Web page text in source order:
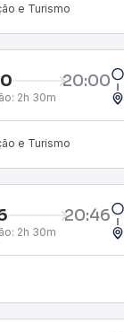
e Turismo
20:00
2h 30m
e Turismo
20:46
2h 30m